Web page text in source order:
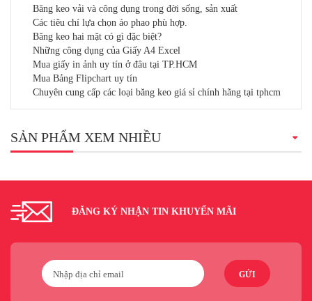
Băng keo vải và công dụng trong đời sống, sản xuất
Các tiêu chí lựa chọn áo phao phù hợp.
Băng keo hai mặt có gì đặc biệt?
Những công dụng của Giấy A4 Excel
Mua giấy in ảnh uy tín ở đâu tại TP.HCM
Mua Bảng Flipchart uy tín
Chuyên cung cấp các loại băng keo giá sỉ chính hãng tại tphcm
SẢN PHẨM XEM NHIỀU
ĐĂNG KÝ NHẬN TIN KHUYẾN MÃI
GỬI